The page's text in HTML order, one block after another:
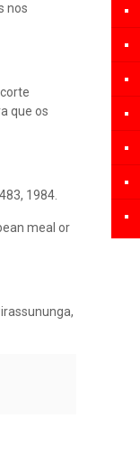
nos
que os
1984.
meal or